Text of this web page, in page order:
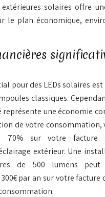
extérieures solaires offre
le plan économique,
pour des LEDs solaires
classiques.
représente une économie
de votre consommation,
70% sur votre facture
extérieur. Une
de 500 lumens peut
par an sur votre facture